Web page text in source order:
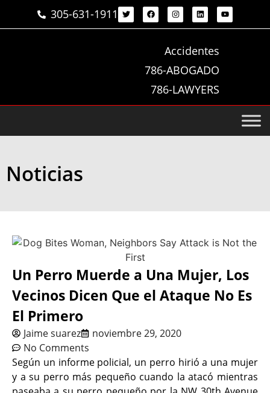
305-631-1911
Accidentes
786-ABOGADO
786-LAWYERS
Noticias
Un Perro Muerde a Una Mujer, Los
Vecinos Dicen Que el Ataque No Es
El Primero
Jaime suarez
noviembre 29, 2020
No Comments
Según un informe policial, un perro hirió a una mujer
y a su perro más pequeño cuando la atacó mientras